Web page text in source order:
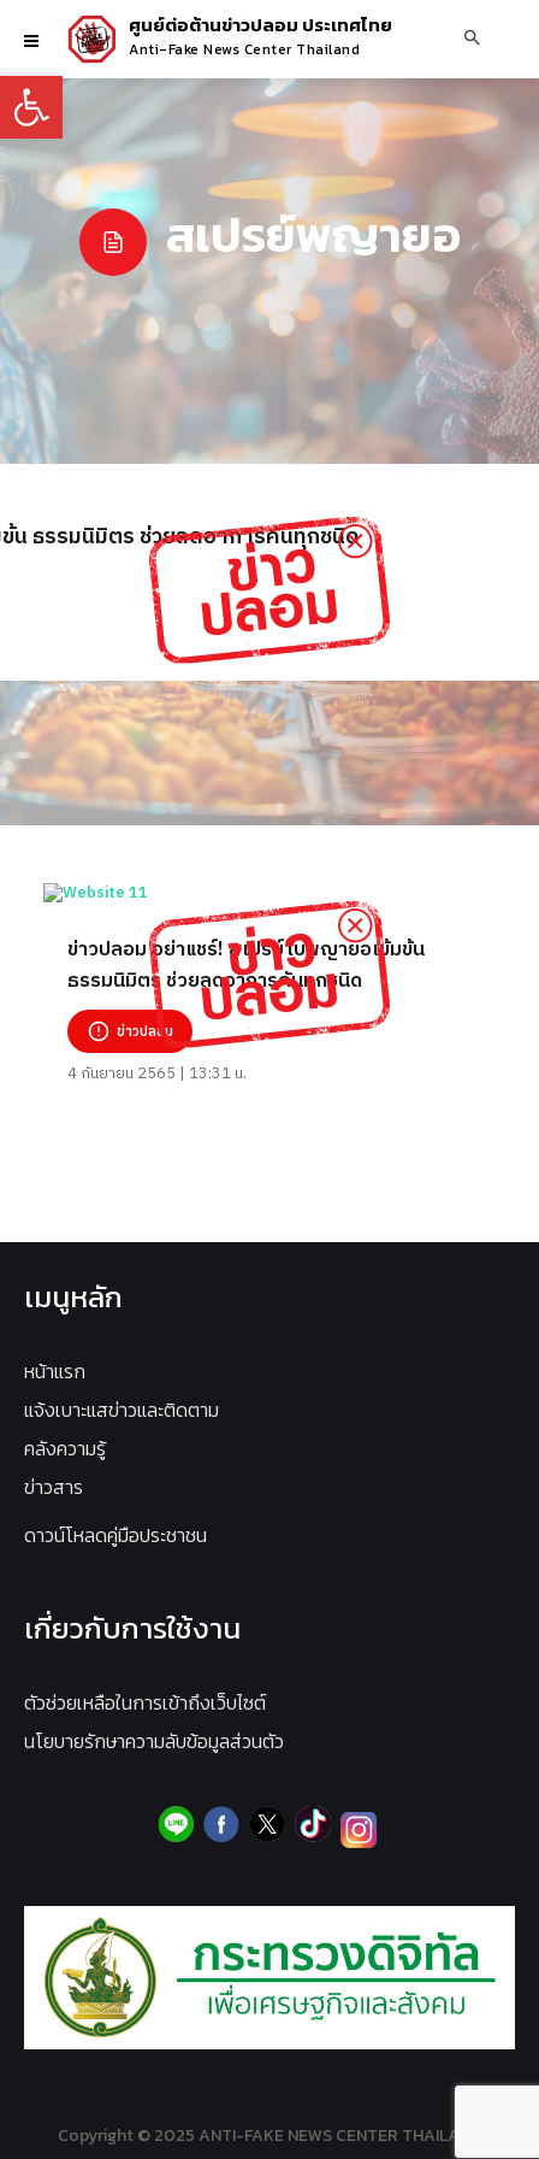
Open toolbar
ศูนย์ต่อต้านข่าวปลอม ประเทศไทย
Anti-Fake News Center Thailand
สเปรย์พญายอ
น ธรรมนิมิตร ช่วยลดอาการคันทุกชนิด
ข่าวปลอม อย่าแชร์! สเปรย์ใบพญายอเข้มข้น
ธรรมนิมิตร ช่วยลดอาการคันทุกชนิด
ข่าวปลอม
4 กันยายน 2565 | 13:31 น.
เมนูหลัก
หน้าแรก
แจ้งเบาะแสข่าวและติดตาม
คลังความรู้
ข่าวสาร
ดาวน์โหลดคู่มือประชาชน
เกี่ยวกับการใช้งาน
ตัวช่วยเหลือในการเข้าถึงเว็บไซต์
นโยบายรักษาความลับข้อมูลส่วนตัว
Copyright © 2025 ANTI-FAKE NEWS CENTER THAILAND